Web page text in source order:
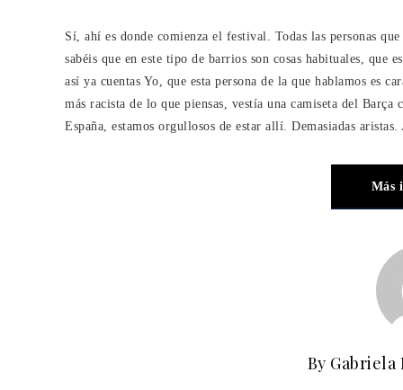
Sí, ahí es donde comienza el festival. Todas las personas
sabéis que en este tipo de barrios son cosas habituales,
así ya cuentas Yo, que esta persona de la que hablamos es
más racista de lo que piensas, vestía una camiseta del
España, estamos orgullosos de estar allí. Demasiadas
Más
By